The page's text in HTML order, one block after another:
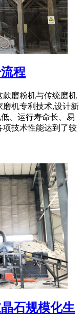
程
款磨粉机与传统磨机
机专利技术,设计新
、运行寿命长、易
项技术性能达到了较
石规模化生